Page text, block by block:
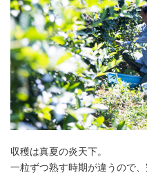
収穫は真夏の炎天下。
一粒ずつ熟す時期が違うので